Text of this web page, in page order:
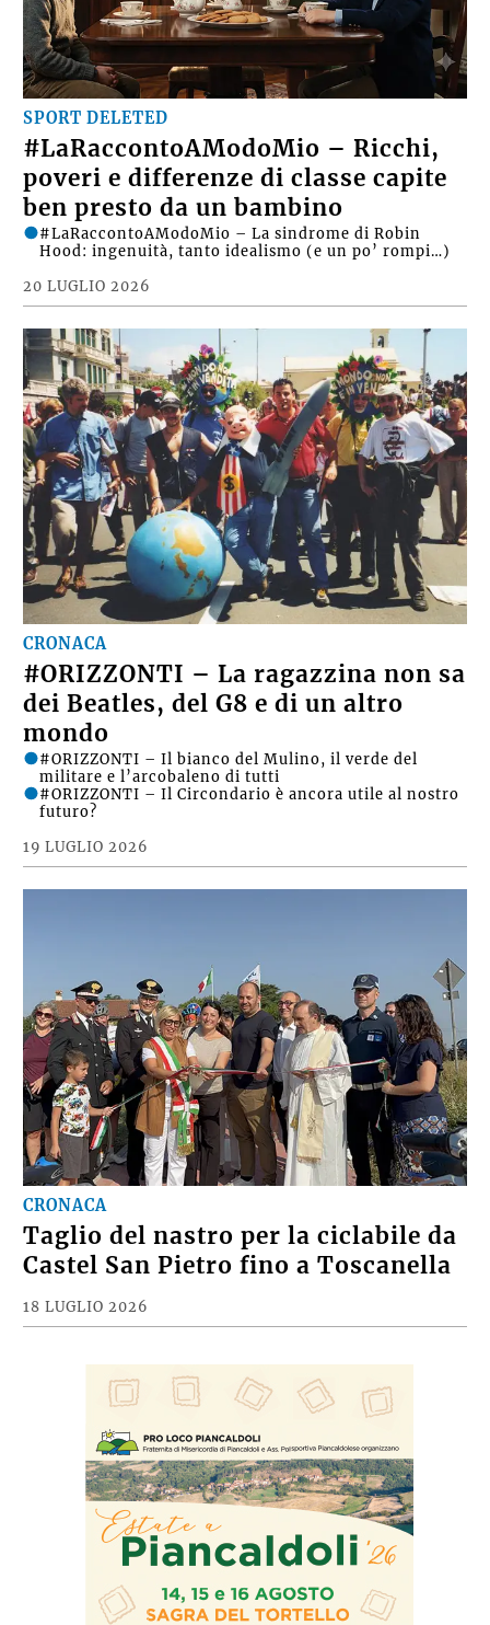
SPORT DELETED
#LaRaccontoAModoMio – Ricchi,
poveri e differenze di classe capite
ben presto da un bambino
20 LUGLIO 2026
#LaRaccontoAModoMio – La sindrome di Robin
Hood: ingenuità, tanto idealismo (e un po’ rompi…)
CRONACA
#ORIZZONTI – La ragazzina non sa
dei Beatles, del G8 e di un altro
mondo
19 LUGLIO 2026
#ORIZZONTI – Il bianco del Mulino, il verde del
militare e l’arcobaleno di tutti
#ORIZZONTI – Il Circondario è ancora utile al nostro
futuro?
CRONACA
Taglio del nastro per la ciclabile da
Castel San Pietro fino a Toscanella
18 LUGLIO 2026